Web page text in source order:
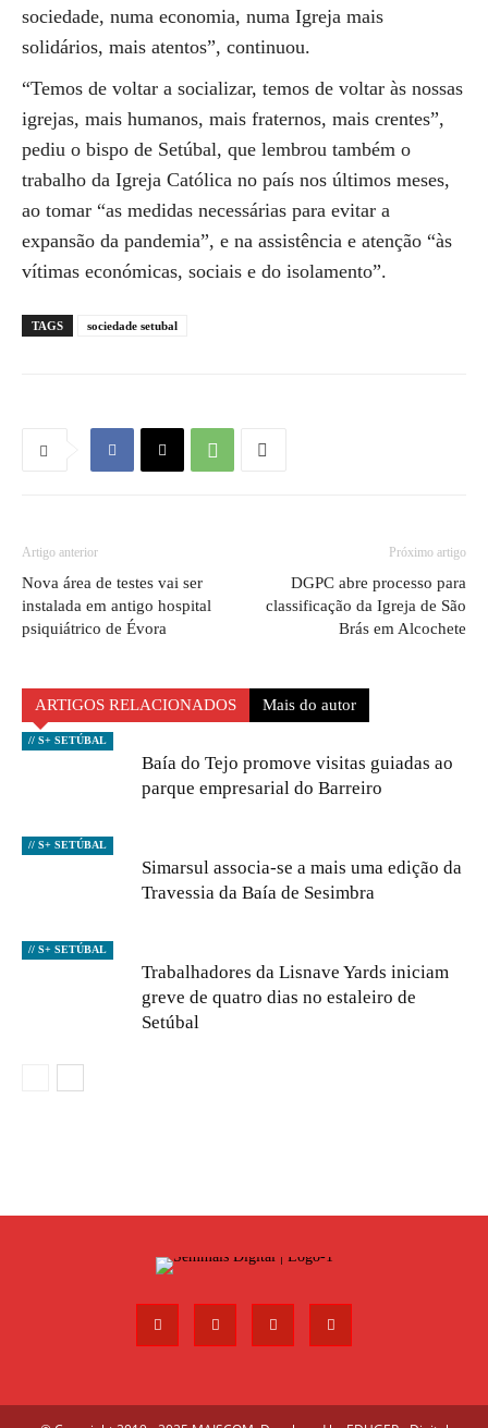
sociedade, numa economia, numa Igreja mais
solidários, mais atentos”, continuou.
“Temos de voltar a socializar, temos de voltar às nossas
igrejas, mais humanos, mais fraternos, mais crentes”,
pediu o bispo de Setúbal, que lembrou também o
trabalho da Igreja Católica no país nos últimos meses,
ao tomar “as medidas necessárias para evitar a
expansão da pandemia”, e na assistência e atenção “às
vítimas económicas, sociais e do isolamento”.
TAGS sociedade setubal
Artigo anterior
Nova área de testes vai ser
instalada em antigo hospital
psiquiátrico de Évora
Próximo artigo
DGPC abre processo para
classificação da Igreja de São
Brás em Alcochete
ARTIGOS RELACIONADOS Mais do autor
// S+ SETÚBAL
Baía do Tejo promove visitas guiadas ao
parque empresarial do Barreiro
// S+ SETÚBAL
Simarsul associa-se a mais uma edição da
Travessia da Baía de Sesimbra
// S+ SETÚBAL
Trabalhadores da Lisnave Yards iniciam
greve de quatro dias no estaleiro de
Setúbal